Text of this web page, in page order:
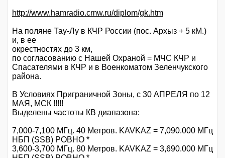
http://www.hamradio.cmw.ru/diplom/gk.htm
На поляне Тау-Лу в КЧР России (пос. Архыз + 5 кМ.)
и, в ее
окрестностях до 3 км,
по согласованию с Нашей Охраной = МЧС КЧР и
Спасателями в КЧР и в Военкоматом Зеленчукского
района.
В Условиях Приграничной Зоны, с 30 АПРЕЛЯ по 12
МАЯ, МСК !!!!!
Выделены частоты КВ диапазона:
7,000-7,100 МГц. 40 Метров. KAVKAZ = 7,090.000 МГц
НБП (SSB) РОВНО *
3,600-3,700 МГц. 80 Метров. KAVKAZ = 3,690.000 МГц